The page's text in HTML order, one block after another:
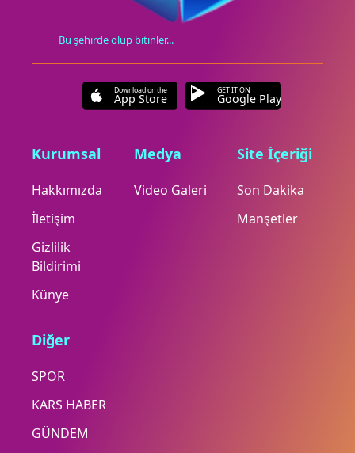
Bu şehirde olup bitinler...
Download on the
App Store
GET IT ON
Google Play
Kurumsal
Hakkımızda
İletişim
Gizlilik
Bildirimi
Künye
Medya
Video Galeri
Site İçeriği
Son Dakika
Manşetler
Diğer
SPOR
KARS HABER
GÜNDEM